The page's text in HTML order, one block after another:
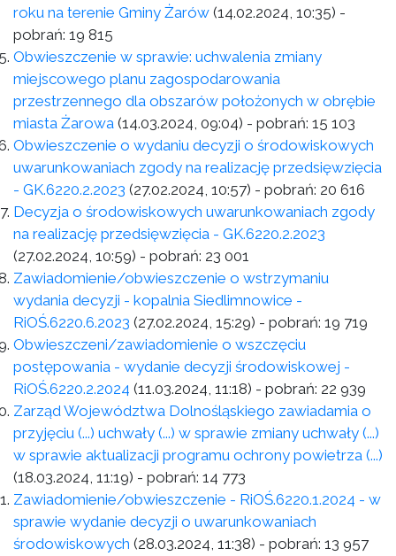
roku na terenie Gminy Żarów (14.02.2024, 10:35) -
pobrań: 19 815
Obwieszczenie w sprawie: uchwalenia zmiany
miejscowego planu zagospodarowania
przestrzennego dla obszarów położonych w obrębie
miasta Żarowa (14.03.2024, 09:04) - pobrań: 15 103
Obwieszczenie o wydaniu decyzji o środowiskowych
uwarunkowaniach zgody na realizację przedsięwzięcia
- GK.6220.2.2023 (27.02.2024, 10:57) - pobrań: 20 616
Decyzja o środowiskowych uwarunkowaniach zgody
na realizację przedsięwzięcia - GK.6220.2.2023
(27.02.2024, 10:59) - pobrań: 23 001
Zawiadomienie/obwieszczenie o wstrzymaniu
wydania decyzji - kopalnia Siedlimnowice -
RiOŚ.6220.6.2023 (27.02.2024, 15:29) - pobrań: 19 719
Obwieszczeni/zawiadomienie o wszczęciu
postępowania - wydanie decyzji środowiskowej -
RiOŚ.6220.2.2024 (11.03.2024, 11:18) - pobrań: 22 939
Zarząd Województwa Dolnośląskiego zawiadamia o
przyjęciu (...) uchwały (...) w sprawie zmiany uchwały (...)
w sprawie aktualizacji programu ochrony powietrza (...)
(18.03.2024, 11:19) - pobrań: 14 773
Zawiadomienie/obwieszczenie - RiOŚ.6220.1.2024 - w
sprawie wydanie decyzji o uwarunkowaniach
środowiskowych (28.03.2024, 11:38) - pobrań: 13 957